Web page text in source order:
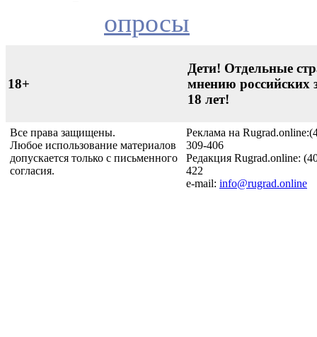
опросы
18+
Дети! Отдельные
мнению российских
18 лет!
Все права защищены.
Любое использование материалов
допускается только с письменного
согласия.
Реклама на
309-406
Редакция Rugrad.online:
422
e-mail: info@rugrad.online